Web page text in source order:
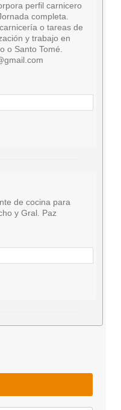
perfil carnicero
completa.
o tareas de
y trabajo en
o Santo Tomé.
de cocina para
y Gral. Paz